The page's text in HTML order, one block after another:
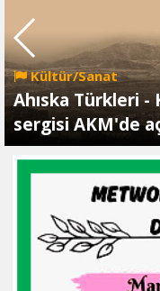
Kültür/Sanat
Ahıska Türkleri -
sergisi AKM'de